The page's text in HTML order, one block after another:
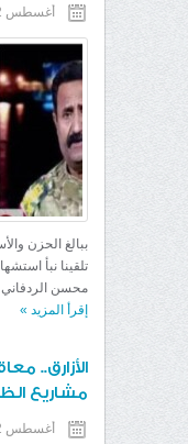
أغسطس 2, 2026
ببالغ الحزن
تلقينا نبأ
محسن الردفاني
إقرأ المزيد »
الأزارق..
مشاريع
أغسطس 2, 2026